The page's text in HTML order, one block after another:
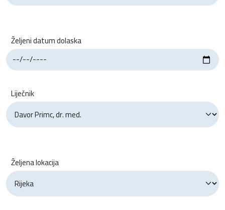
Željeni datum dolaska
Liječnik
Željena lokacija